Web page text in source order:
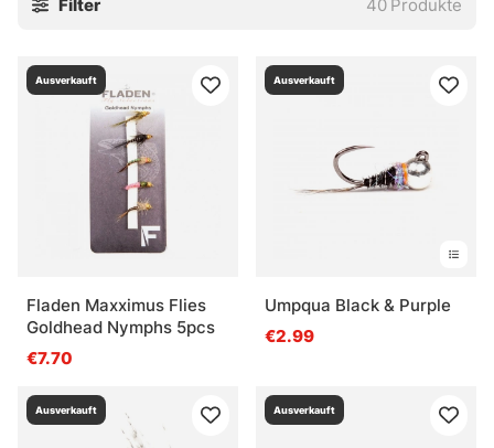
Filter 40 Produkte
Ausverkauft
Fladen Maxximus Flies
Goldhead Nymphs 5pcs
€7.70
Ausverkauft
Umpqua Black & Purple
€2.99
Ausverkauft Ausverkauft